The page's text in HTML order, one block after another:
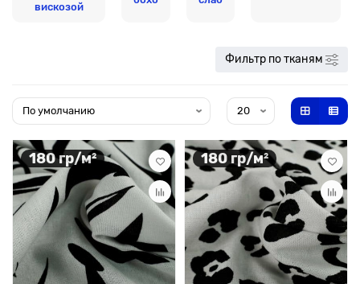
вискозой
Фильтр по тканям
180 гр/м² 180 гр/м²